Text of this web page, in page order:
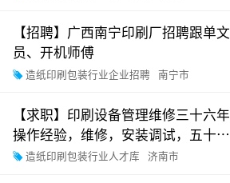
【招聘】广西南宁印刷厂招聘跟单文
员、开机师傅
造纸印刷包装行业企业招聘 南宁市
【求职】印刷设备管理维修三十六年
操作经验，维修，安装调试，五十于
台轮转机，对书刊印刷有丰富的经
造纸印刷包装行业人才库 济南市